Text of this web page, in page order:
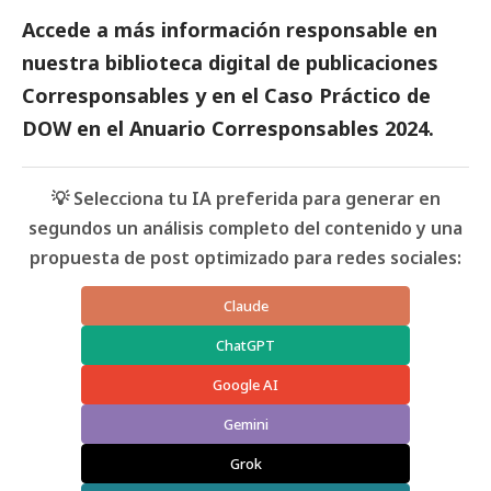
Accede a más información responsable en
nuestra biblioteca digital de publicaciones
Corresponsables y en el Caso Práctico de
DOWen el Anuario Corresponsables 2024.
💡 Selecciona tu IA preferida para generar en
segundos un análisis completo del contenido y una
propuesta de post optimizado para redes sociales:
Claude
ChatGPT
Google AI
Gemini
Grok